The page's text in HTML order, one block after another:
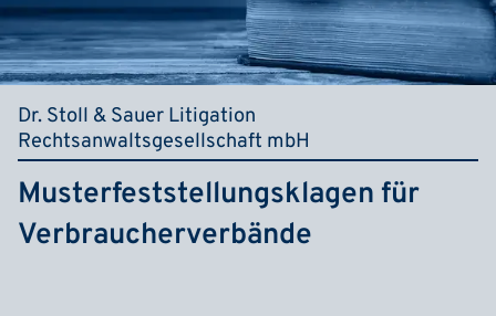
Dr. Stoll & Sauer Litigation
Rechtsanwaltsgesellschaft mbH
Musterfeststellungsklagen für
Verbraucherverbände